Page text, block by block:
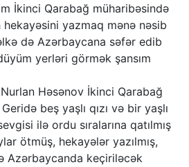
İkinci Qarabağ müharibəsində
yazmaq mənə nəsib
də Azərbaycana səfər edib
yerləri görmək şansım
Həsənov İkinci Qarabağ
beş yaşlı qızı və bir yaşlı
ilə ordu sıralarına qatılmış
ötmüş, hekayələr yazılmış,
Azərbaycanda keçiriləcək